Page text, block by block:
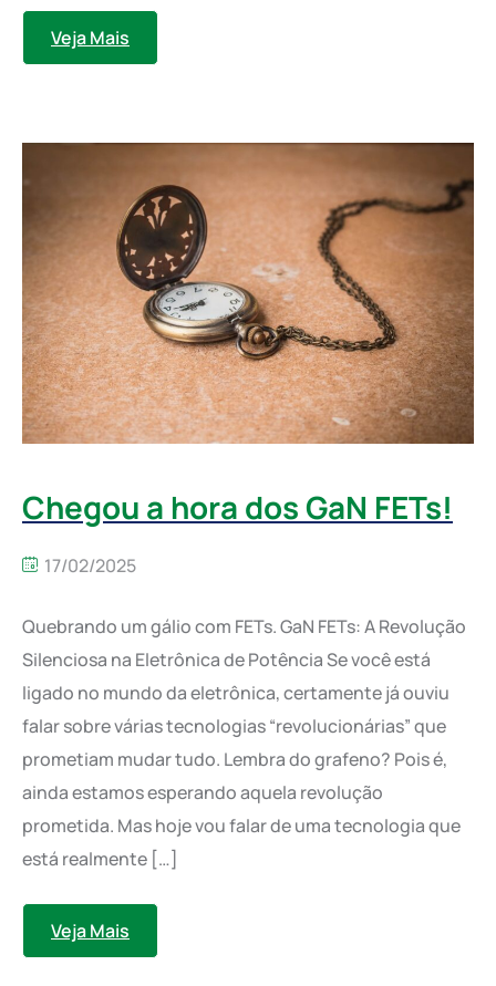
Veja Mais
Chegou a hora dos GaN FETs!
17/02/2025
Quebrando um gálio com FETs. GaN FETs: A Revolução
Silenciosa na Eletrônica de Potência Se você está
ligado no mundo da eletrônica, certamente já ouviu
falar sobre várias tecnologias “revolucionárias” que
prometiam mudar tudo. Lembra do grafeno? Pois é,
ainda estamos esperando aquela revolução
prometida. Mas hoje vou falar de uma tecnologia que
está realmente […]
Veja Mais